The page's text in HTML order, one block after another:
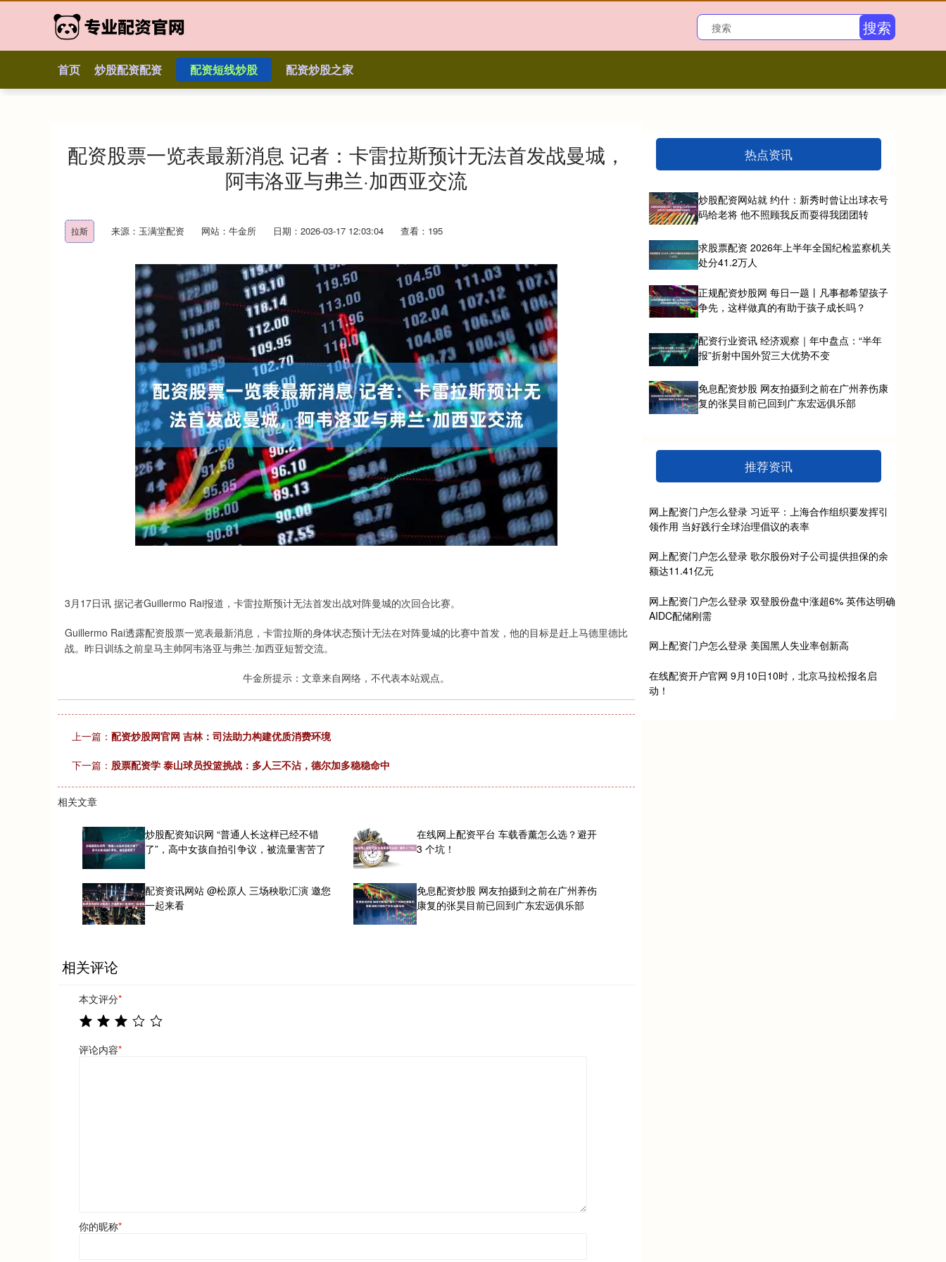
搜索
首页 炒股配资配资 配资短线炒股 配资炒股之家
配资股票一览表最新消息 记者：卡雷拉斯预计无法首发战曼城，
阿韦洛亚与弗兰·加西亚交流
拉斯 来源：玉满堂配资 网站：牛金所 日期：2026-03-17 12:03:04 查看：195
3月17日讯 据记者Guillermo Rai报道，卡雷拉斯预计无法首发出战对阵曼城的次回合比赛。
Guillermo Rai透露配资股票一览表最新消息，卡雷拉斯的身体状态预计无法在对阵曼城的比赛中首发，他的目标是赶上马德里德比
战。昨日训练之前皇马主帅阿韦洛亚与弗兰·加西亚短暂交流。
牛金所提示：文章来自网络，不代表本站观点。
上一篇： 配资炒股网官网 吉林：司法助力构建优质消费环境
下一篇： 股票配资学 泰山球员投篮挑战：多人三不沾，德尔加多稳稳命中
相关文章
炒股配资知识网 “普通人长这样已经不错
了”，高中女孩自拍引争议，被流量害苦了
在线网上配资平台 车载香薰怎么选？避开
3 个坑！
配资资讯网站 @松原人 三场秧歌汇演 邀您
一起来看
免息配资炒股 网友拍摄到之前在广州养伤
康复的张昊目前已回到广东宏远俱乐部
相关评论
本文评分*
评论内容*
你的昵称*
热点资讯
炒股配资网站就 约什：新秀时曾让出球衣号
码给老将 他不照顾我反而耍得我团团转
求股票配资 2026年上半年全国纪检监察机关
处分41.2万人
正规配资炒股网 每日一题丨凡事都希望孩子
争先，这样做真的有助于孩子成长吗？
配资行业资讯 经济观察｜年中盘点：“半年
报”折射中国外贸三大优势不变
免息配资炒股 网友拍摄到之前在广州养伤康
复的张昊目前已回到广东宏远俱乐部
推荐资讯
网上配资门户怎么登录 习近平：上海合作组织要发挥引
领作用 当好践行全球治理倡议的表率
网上配资门户怎么登录 歌尔股份对子公司提供担保的余
额达11.41亿元
网上配资门户怎么登录 双登股份盘中涨超6% 英伟达明确
AIDC配储刚需
网上配资门户怎么登录 美国黑人失业率创新高
在线配资开户官网 9月10日10时，北京马拉松报名启
动！